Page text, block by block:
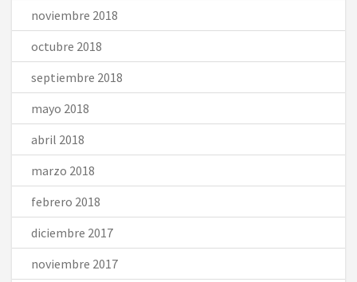
noviembre 2018
octubre 2018
septiembre 2018
mayo 2018
abril 2018
marzo 2018
febrero 2018
diciembre 2017
noviembre 2017